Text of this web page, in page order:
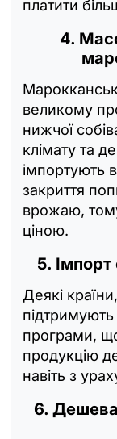
платити
4.
великому
нижчої
клімату та
імпортують
закриття
врожаю,
ціною.
5.
Деякі
підтримують
програми,
продукцію
навіть з
6. Дешева